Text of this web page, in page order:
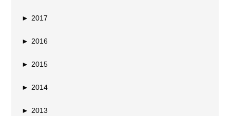
► 2017
► 2016
► 2015
► 2014
► 2013